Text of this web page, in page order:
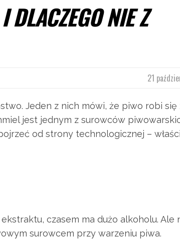
DLACZEGO NIE Z
21
Jeden z nich mówi, że piwo robi się
jest jednym z surowców
od strony technologicznej –
czasem ma dużo alkoholu. Ale
surowcem przy warzeniu piwa.